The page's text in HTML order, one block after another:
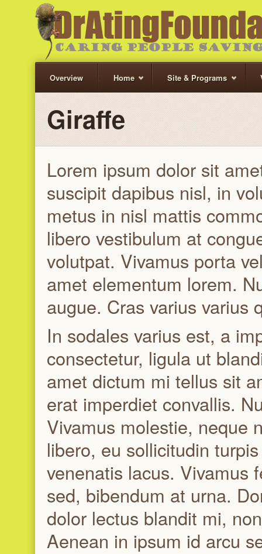
Overview Home Site & Programs
Giraffe
Lorem ipsum dolor sit
suscipit dapibus nisl, in
metus in nisl mattis
libero vestibulum at
volutpat. Vivamus porta
amet elementum lorem.
augue. Cras varius varius
In sodales varius est, a
consectetur, ligula ut
amet dictum mi tellus sit
erat imperdiet convallis.
Vivamus molestie, neque
libero, eu sollicitudin
venenatis lacus. Vivamus
sed, bibendum at urna.
dolor lectus blandit mi,
Aenean in ipsum id arcu